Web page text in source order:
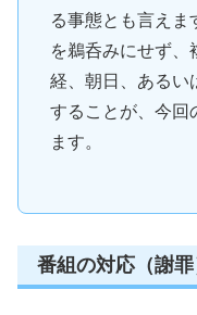
る事態とも言えま
を鵜呑みにせず、
経、朝日、あるい
することが、今回
ます。
番組の対応（謝罪